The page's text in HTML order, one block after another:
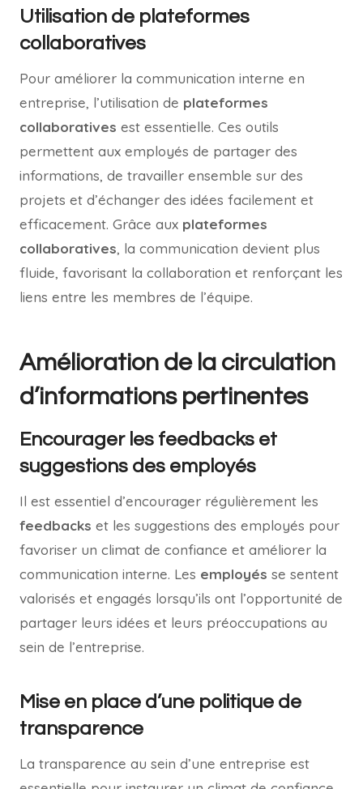
Utilisation de plateformes
collaboratives
Pour améliorer la communication interne en
entreprise, l’utilisation de plateformes
collaboratives est essentielle. Ces outils
permettent aux employés de partager des
informations, de travailler ensemble sur des
projets et d’échanger des idées facilement et
efficacement. Grâce aux plateformes
collaboratives, la communication devient plus
fluide, favorisant la collaboration et renforçant les
liens entre les membres de l’équipe.
Amélioration de la circulation
d’informations pertinentes
Encourager les feedbacks et
suggestions des employés
Il est essentiel d’encourager régulièrement les
feedbacks et les suggestions des employés pour
favoriser un climat de confiance et améliorer la
communication interne. Les employés se sentent
valorisés et engagés lorsqu’ils ont l’opportunité de
partager leurs idées et leurs préoccupations au
sein de l’entreprise.
Mise en place d’une politique de
transparence
La transparence au sein d’une entreprise est